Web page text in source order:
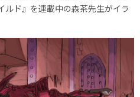
ルド』を連載中の森茶先生がイラ